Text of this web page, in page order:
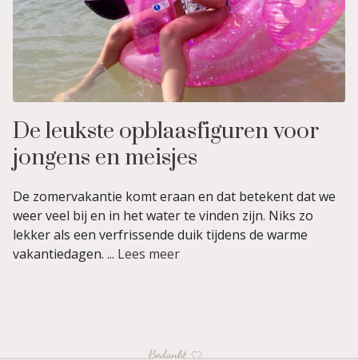
De leukste opblaasfiguren voor
jongens en meisjes
De zomervakantie komt eraan en dat betekent dat we
weer veel bij en in het water te vinden zijn. Niks zo
lekker als een verfrissende duik tijdens de warme
vakantiedagen. ... Lees meer